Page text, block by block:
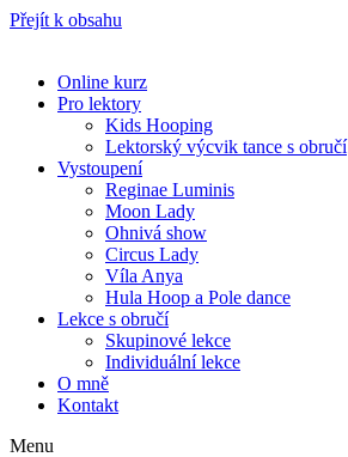
Přejít k obsahu
Online kurz
Pro lektory
Kids Hooping
Lektorský výcvik tance s obručí
Vystoupení
Reginae Luminis
Moon Lady
Ohnivá show
Circus Lady
Víla Anya
Hula Hoop a Pole dance
Lekce s obručí
Skupinové lekce
Individuální lekce
O mně
Kontakt
Menu